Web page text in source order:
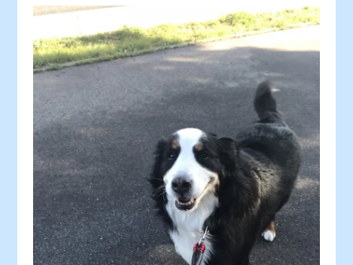
× × × × × × ×
27
×
28
×
29
×
30
×
31
×
：シーズン料金 〇 ：空車
：残り僅か ：満車